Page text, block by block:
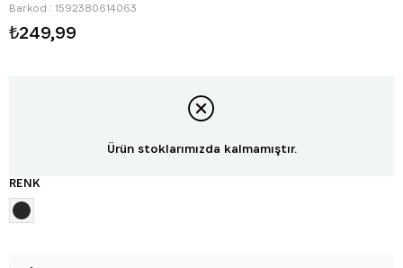
Barkod : 1592380614063
₺249,99
Ürün stoklarımızda kalmamıştır.
RENK